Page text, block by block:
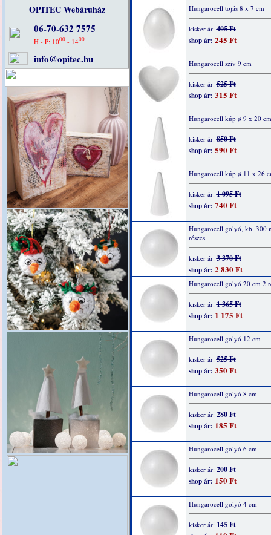
OPITEC Webáruház
06-70-632 7575
H - P: 1000 - 1400
info@opitec.hu
Hungarocell tojás 8 x 7 cm
kisker ár:405 Ft
shop ár: 245 Ft
Hungarocell szív 9 cm
kisker ár:525 Ft
shop ár: 315 Ft
Hungarocell kúp ø 9 x 20 cm
kisker ár:850 Ft
shop ár: 590 Ft
Hungarocell kúp ø 11 x 26
kisker ár:1 095 Ft
shop ár: 740 Ft
Hungarocell golyó, kb. 300
részes
kisker ár:3 370 Ft
shop ár: 2 830 Ft
Hungarocell golyó 20 cm 2
kisker ár:1 365 Ft
shop ár: 1 175 Ft
Hungarocell golyó 12 cm
kisker ár:525 Ft
shop ár: 350 Ft
Hungarocell golyó 8 cm
kisker ár:280 Ft
shop ár: 185 Ft
Hungarocell golyó 6 cm
kisker ár:200 Ft
shop ár: 150 Ft
Hungarocell golyó 4 cm
kisker ár:145 Ft